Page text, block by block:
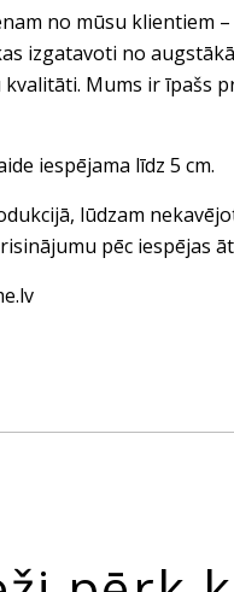
no mūsu klientiem
izgatavoti no
Mums ir īpašs
iespējama līdz 5 cm.
lūdzam
pēc iespējas